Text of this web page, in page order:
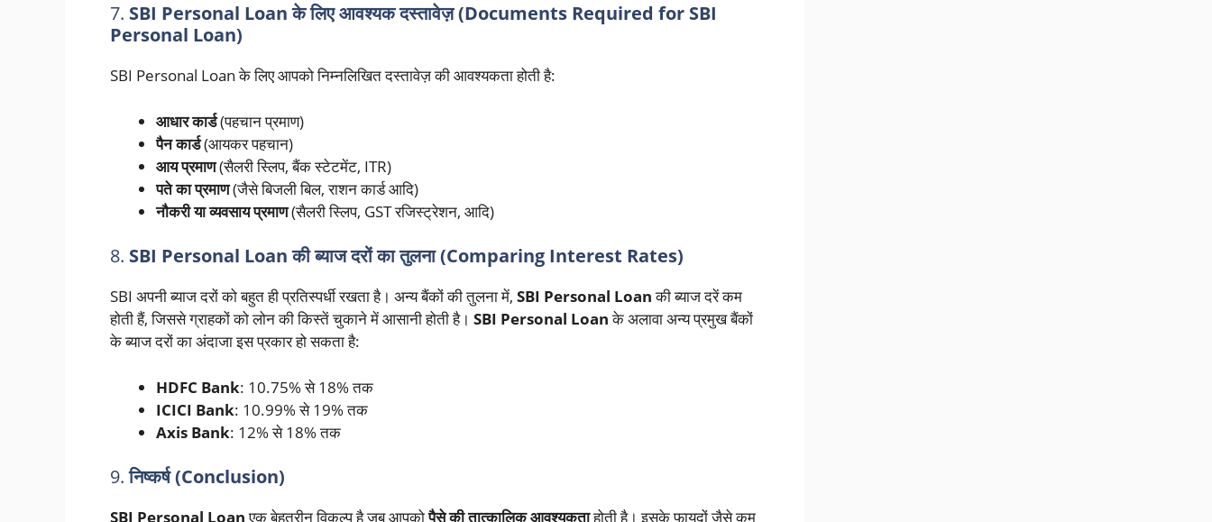
7. SBI Personal Loan के लिए आवश्यक दस्तावेज़ (Documents Required for SBI
Personal Loan)
SBI Personal Loan के लिए आपको निम्नलिखित दस्तावेज़ की आवश्यकता होती है:
आधार कार्ड(पहचान प्रमाण)
पैन कार्ड(आयकर पहचान)
आय प्रमाण(सैलरी स्लिप, बैंक स्टेटमेंट, ITR)
पते का प्रमाण(जैसे बिजली बिल, राशन कार्ड आदि)
नौकरी या व्यवसाय प्रमाण(सैलरी स्लिप, GST रजिस्ट्रेशन, आदि)
8. SBI Personal Loan की ब्याज दरों का तुलना (Comparing Interest Rates)
SBI अपनी ब्याज दरों को बहुत ही प्रतिस्पर्धी रखता है। अन्य बैंकों की तुलना में, SBI Personal Loanकी ब्याज दरें कम
होती हैं, जिससे ग्राहकों को लोन की किस्तें चुकाने में आसानी होती है। SBI Personal Loanके अलावा अन्य प्रमुख बैंकों
के ब्याज दरों का अंदाजा इस प्रकार हो सकता है:
HDFC Bank: 10.75% से 18% तक
ICICI Bank: 10.99% से 19% तक
Axis Bank: 12% से 18% तक
9.निष्कर्ष (Conclusion)
SBI Personal Loanएक बेहतरीन विकल्प है जब आपकोपैसे की तात्कालिक आवश्यकताहोती है। इसके फायदों जैसे कम